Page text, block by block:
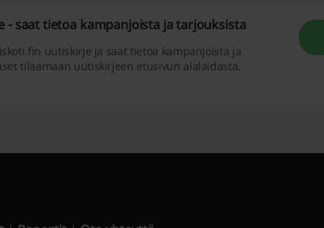
- saat tietoa kampanjoista ja tarjouksista
uutiskirje ja saat tietoa kampanjoista ja
tilaamaan uutiskirjeen etusivun alalaidasta.